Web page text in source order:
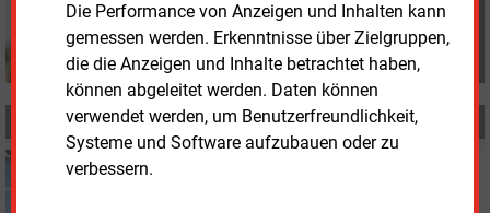
Die Performance von Anzeigen und Inhalten kann
gemessen werden. Erkenntnisse über Zielgruppen,
die die Anzeigen und Inhalte betrachtet haben,
können abgeleitet werden. Daten können
verwendet werden, um Benutzerfreundlichkeit,
Systeme und Software aufzubauen oder zu
verbessern.
MEHR ZUM THEMA